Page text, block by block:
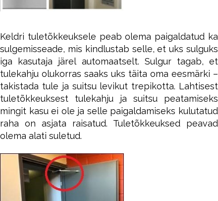
Keldri tuletõkkeuksele peab olema paigaldatud ka
sulgemisseade, mis kindlustab selle, et uks sulguks
iga kasutaja järel automaatselt. Sulgur tagab, et
tulekahju olukorras saaks uks täita oma eesmärki –
takistada tule ja suitsu levikut trepikotta. Lahtisest
tuletõkkeuksest tulekahju ja suitsu peatamiseks
mingit kasu ei ole ja selle paigaldamiseks kulutatud
raha on asjata raisatud. Tuletõkkeuksed peavad
olema alati suletud.